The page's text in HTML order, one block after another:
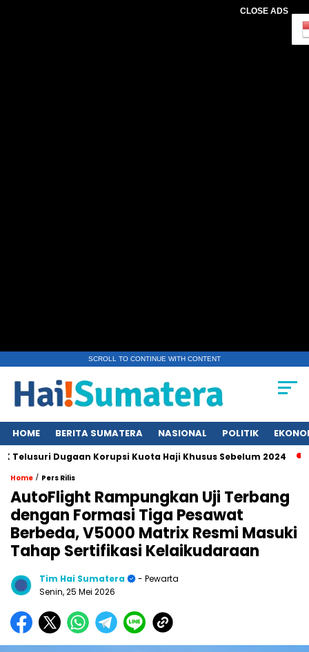
CLOSE ADS
SCROLL TO CONTINUE WITH CONTENT
HOME BERITA SUMATERA NASIONAL POLITIK
Dugaan Korupsi Kuota Haji Khusus Sebelum 2024
Home / Pers Rilis
AutoFlight Rampungkan Uji Terbang
dengan Formasi Tiga Pesawat
Berbeda, V5000 Matrix Resmi Masuki
Tahap Sertifikasi Kelaikudaraan
Tim Hai Sumatera
- Pewarta
Senin, 25 Mei 2026